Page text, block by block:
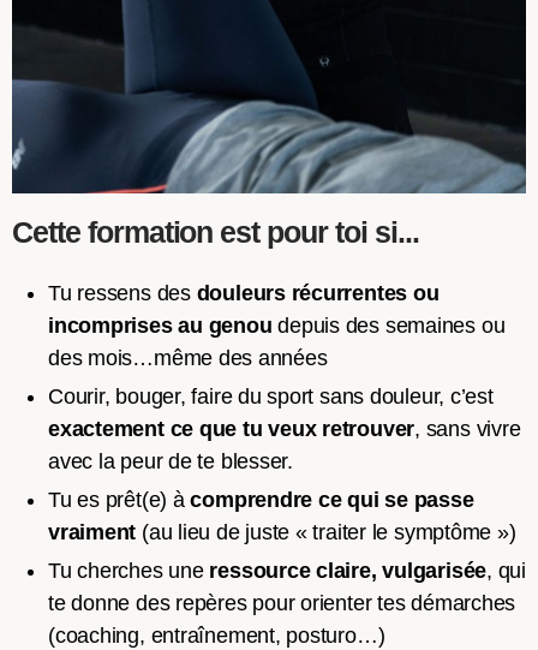
Cette formation est pour toi si...
Tu ressens des douleurs récurrentes ou
incomprises au genou depuis des semaines ou
des mois…même des années
Courir, bouger, faire du sport sans douleur, c’est
exactement ce que tu veux retrouver, sans vivre
avec la peur de te blesser.
Tu es prêt(e) àcomprendre ce qui se passe
vraiment (au lieu de juste « traiter le symptôme »)
Tu cherches une ressource claire, vulgarisée, qui
te donne des repères pour orienter tes démarches
(coaching, entraînement, posturo…)